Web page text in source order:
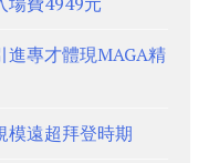
進專才體現MAGA精
模遠超拜登時期